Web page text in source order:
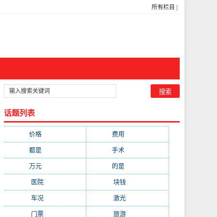
所有栏目
话题列表
价格 费用
都是 手术(1536)
万元 的是(1059)
医院(647) 块钱
车况(582) 激光
门票(564) 旅游